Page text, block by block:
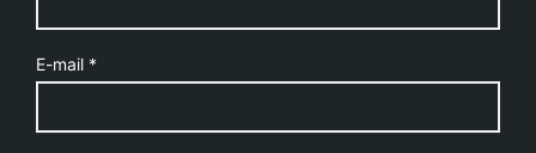
E-mail *